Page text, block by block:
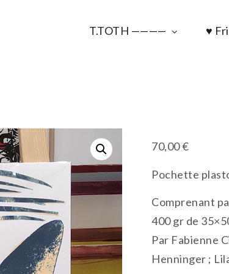
T.TOTH ———— ♥
70,00€
Pochette
Comprenant
400 gr de
Par Fabienne
Henninger ;